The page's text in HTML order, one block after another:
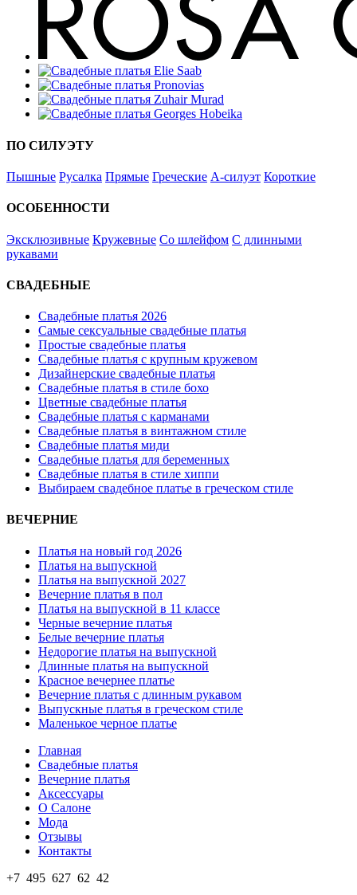
ПО СИЛУЭТУ
Пышные Русалка Прямые Греческие А-силуэт Короткие
ОСОБЕННОСТИ
Эксклюзивные Кружевные Со шлейфом С длинными
рукавами
СВАДЕБНЫЕ
Свадебные платья 2026
Самые сексуальные свадебные платья
Простые свадебные платья
Свадебные платья с крупным кружевом
Дизайнерские свадебные платья
Свадебные платья в стиле бохо
Цветные свадебные платья
Свадебные платья с карманами
Свадебные платья в винтажном стиле
Свадебные платья миди
Свадебные платья для беременных
Свадебные платья в стиле хиппи
Выбираем свадебное платье в греческом стиле
ВЕЧЕРНИЕ
Платья на новый год 2026
Платья на выпускной
Платья на выпускной 2027
Вечерние платья в пол
Платья на выпускной в 11 классе
Черные вечерние платья
Белые вечерние платья
Недорогие платья на выпускной
Длинные платья на выпускной
Красное вечернее платье
Вечерние платья с длинным рукавом
Выпускные платья в греческом стиле
Маленькое черное платье
Главная
Свадебные платья
Вечерние платья
Аксессуары
О Салоне
Мода
Отзывы
Контакты
+7 495 627 62 42